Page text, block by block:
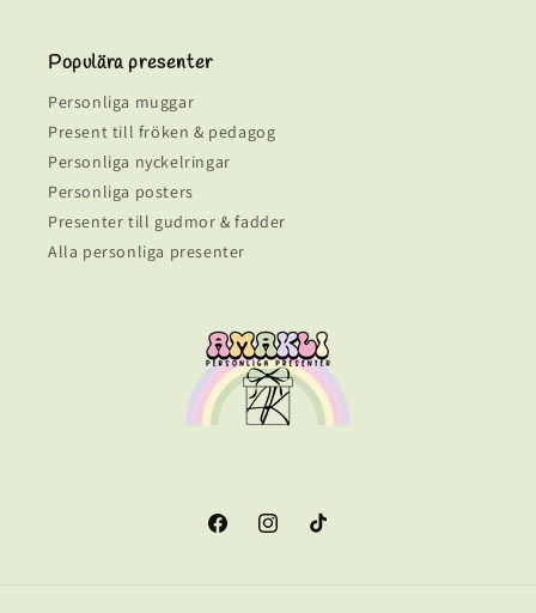
Populära presenter
Personliga muggar
Present till fröken & pedagog
Personliga nyckelringar
Personliga posters
Presenter till gudmor & fadder
Alla personliga presenter
FacebookInstagramTikTok